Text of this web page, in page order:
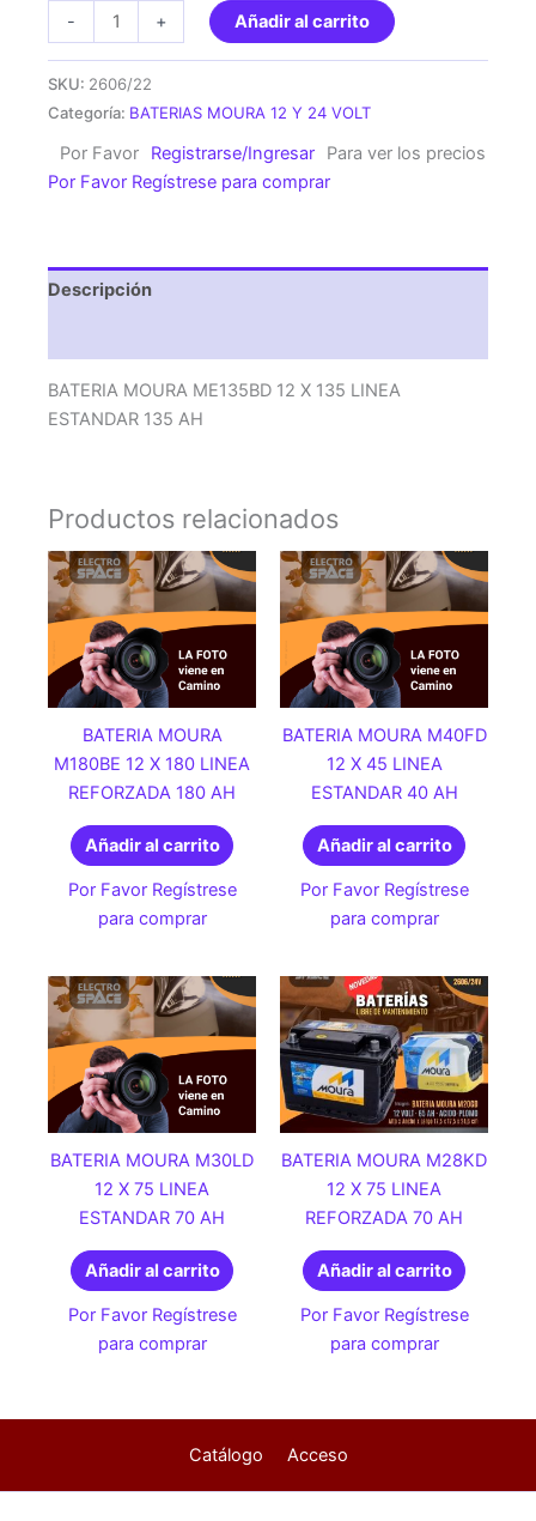
-
BATERIA
MOURA
135
LINEA
AH
cantidad
+ Añadir al carrito
SKU: 2606/22
Categoría: BATERIAS MOURA 12 Y 24 VOLT
Por Favor Registrarse/Ingresar
Para ver los precios
Por Favor Regístrese para comprar
Descripción
BATERIA MOURA ME135BD 12 X 135 LINEA
ESTANDAR 135 AH
Productos relacionados
BATERIA MOURA
M180BE 12 X 180 LINEA
REFORZADA 180 AH
Añadir al carrito
Por Favor Regístrese
para comprar
BATERIA MOURA M40FD
12 X 45 LINEA
ESTANDAR 40 AH
Añadir al carrito
Por Favor Regístrese
para comprar
BATERIA MOURA M30LD
12 X 75 LINEA
ESTANDAR 70 AH
Añadir al carrito
Por Favor Regístrese
para comprar
BATERIA MOURA M28KD
12 X 75 LINEA
REFORZADA 70 AH
Añadir al carrito
Por Favor Regístrese
para comprar
Catálogo Acceso